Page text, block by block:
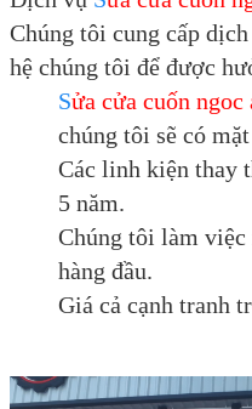
Chúng tôi cung cấp
hệ chúng tôi để được
Sửa cửa cuốn ngoc
chúng tôi sẽ có
Các linh kiện thay
5 năm.
Chúng tôi làm việc
hàng đầu.
Giá cả cạnh tranh